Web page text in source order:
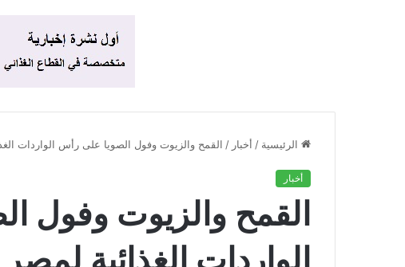
الرئيسية / أخبار / القمح والزيوت وفول الصويا على رأس الواردات
أخبار
القمح والزيوت وفول
الواردات الغذائية